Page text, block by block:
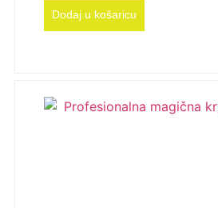
Dodaj u košaricu